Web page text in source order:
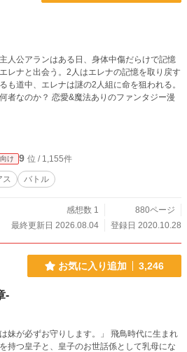
人公アランはある日、身体中傷だらけで記憶
レナと出会う。2人はエレナの記憶を取り戻す
も道中、エレナは謎の2人組に命を狙われる。
者なのか？ 恋愛&魔法ありのファンタジー漫
け 9 位 / 1,155件
ス バトル
感想数 1
880ページ
最終更新日 2026.08.04
登録日 2020.10.28
お気に入り追加 3,246
-
は妹が必ずお守りします。」 飛鳥時代に生まれ
持つ皇子と、皇子のお世話係として乳母にな